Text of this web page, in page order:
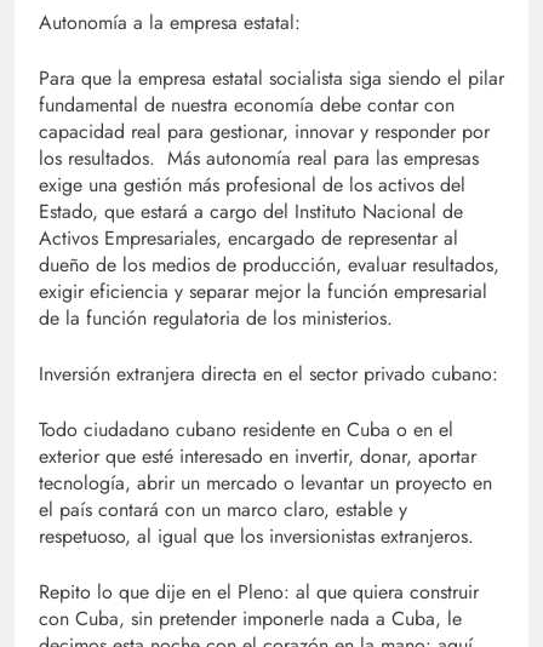
Autonomía a la empresa estatal:
Para que la empresa estatal socialista siga siendo el pilar
fundamental de nuestra economía debe contar con
capacidad real para gestionar, innovar y responder por
los resultados. Más autonomía real para las empresas
exige una gestión más profesional de los activos del
Estado, que estará a cargo del Instituto Nacional de
Activos Empresariales, encargado de representar al
dueño de los medios de producción, evaluar resultados,
exigir eficiencia y separar mejor la función empresarial
de la función regulatoria de los ministerios.
Inversión extranjera directa en el sector privado cubano:
Todo ciudadano cubano residente en Cuba o en el
exterior que esté interesado en invertir, donar, aportar
tecnología, abrir un mercado o levantar un proyecto en
el país contará con un marco claro, estable y
respetuoso, al igual que los inversionistas extranjeros.
Repito lo que dije en el Pleno: al que quiera construir
con Cuba, sin pretender imponerle nada a Cuba, le